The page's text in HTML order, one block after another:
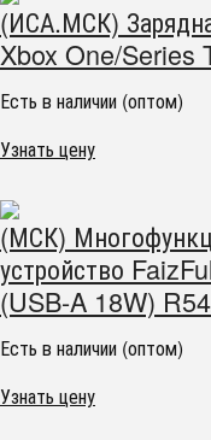
(ИСА.МСК)
Xbox One/Series
Есть в наличии (оптом)
Узнать цену
(МСК)
устройство
(USB-A 18W)
Есть в наличии (оптом)
Узнать цену